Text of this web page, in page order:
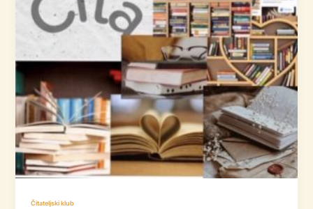
Čitateljski klub